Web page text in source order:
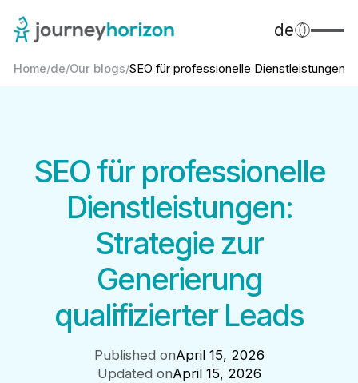
de
Home/de/Our blogs/SEO für professionelle Dienstleistungen:...
SEO für professionelle
Dienstleistungen:
Strategie zur
Generierung
qualifizierter Leads
Published onApril 15, 2026
Updated onApril 15, 2026